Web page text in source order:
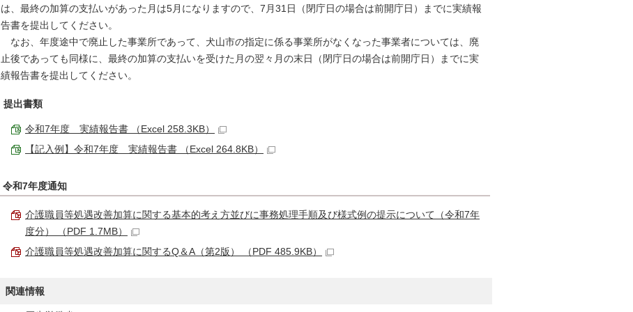
は、最終の加算の支払いがあった月は5月になりますので、7月31日（閉庁日の場合は前開庁日）までに実績報
告書を提出してください。
なお、年度途中で廃止した事業所であって、犬山市の指定に係る事業所がなくなった事業者については、廃
止後であっても同様に、最終の加算の支払いを受けた月の翌々月の末日（閉庁日の場合は前開庁日）までに実
績報告書を提出してください。
提出書類
令和7年度 実績報告書 （Excel 258.3KB）
【記入例】令和7年度 実績報告書 （Excel 264.8KB）
令和7年度通知
介護職員等処遇改善加算に関する基本的考え方並びに事務処理手順及び様式例の提示について（令和7年
度分） （PDF 1.7MB）
介護職員等処遇改善加算に関するQ＆A（第2版） （PDF 485.9KB）
関連情報